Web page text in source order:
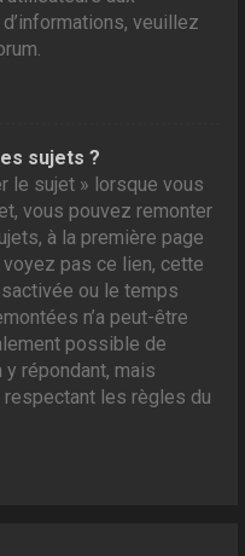
veuillez
sujets ?
le sujet » lorsque vous
vous pouvez remonter
à la première page
pas ce lien, cette
ou le temps
n’a peut-être
possible de
répondant, mais
les règles du